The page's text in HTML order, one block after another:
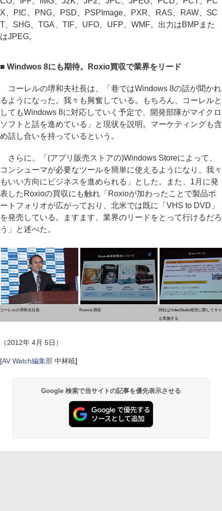
X、PIC、PNG、PSD、PSPImage、PXR、RAS、RAW、SC
T、SHG、TGA、TIF、UFO、UFP、WMF。出力はBMPまた
はJPEG。
■ Windwos 8にも期待。Roxio買収で業界をリード
コーレルの堺和夫社長は、「巷ではWindows 8の話が聞かれ
るようになった。我々も興奮している。もちろん、コーレルと
してもWindows 8に対応していく予定で、開発部隊がマイクロ
ソフトと話を進めている」と現状を説明。マーケティングも含
め話し合いを持っているという。
さらに、「(アプリ販売ストアの)Windows Storeによって、
コンシューマが必要なツールを簡単に使えるようになり、我々
もいい方向にビジネスを進められる」とした。また、1月に発
表したRoxioの買収にも触れ「Roxioが加わったことで製品ポ
ートフォリオが広がっており、北米では既に「VHS to DVD」
を発売している。ますます、業界のリードをとって行けるだろ
う」と述べた。
コーレルの堺和夫社長 Roxioを買収
同社はVideoStudio発売に際してキ
も実施する
（2012年 4月 5日）
[AV Watch編集部 中林暁]
Google 検索で当サイトの記事を優先表示させる